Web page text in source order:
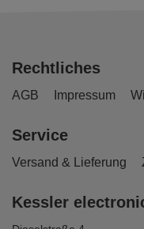
Rechtliches
AGB Impressum
Service
Versand & Lieferung
Kessler